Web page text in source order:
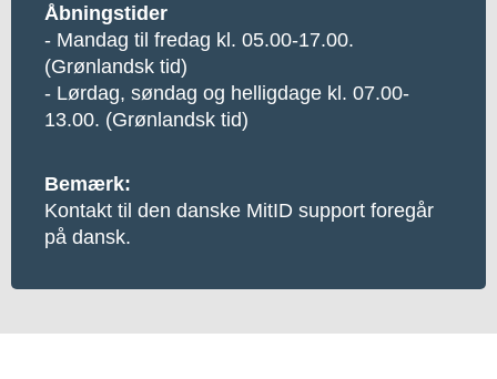
Åbningstider
- Mandag til fredag kl. 05.00-17.00.
(Grønlandsk tid)
- Lørdag, søndag og helligdage kl. 07.00-
13.00. (Grønlandsk tid)
Bemærk:
Kontakt til den danske MitID support foregår
på dansk.